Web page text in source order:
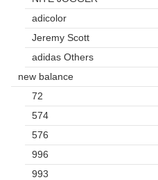
adicolor
Jeremy Scott
adidas Others
new balance
72
574
576
996
993